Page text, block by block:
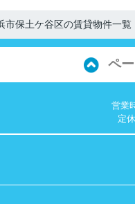
市保土ケ谷区の賃貸物件一覧
ペ
営業
定